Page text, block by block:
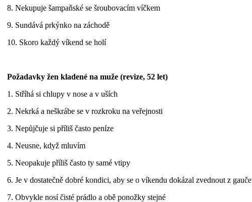
8. Nekupuje šampaňské se šroubovacím víčkem
9. Sundává prkýnko na záchodě
10. Skoro každý víkend se holí
Požadavky žen kladené na muže (revize, 52 let)
1. Stříhá si chlupy v nose a v uších
2. Nekrká a neškrábe se v rozkroku na veřejnosti
3. Nepůjčuje si příliš často peníze
4. Neusne, když mluvím
5. Neopakuje příliš často ty samé vtipy
6. Je v dostatečně dobré kondici, aby se o víkendu dokázal zvednout z gauče
7. Obvykle nosí čisté prádlo a obě ponožky stejné